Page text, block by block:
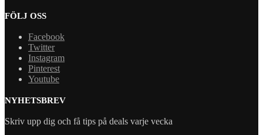
FÖLJ OSS
Facebook
Twitter
Instagram
Pinterest
Youtube
NYHETSBREV
Skriv upp dig och få tips på deals varje vecka